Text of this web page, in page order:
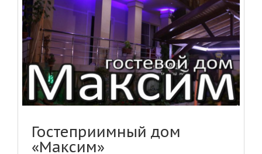
Гостеприимный дом
«Максим»